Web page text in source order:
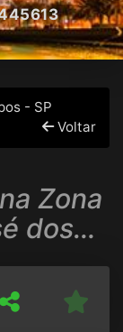
- SP
Voltar
Zona
dos